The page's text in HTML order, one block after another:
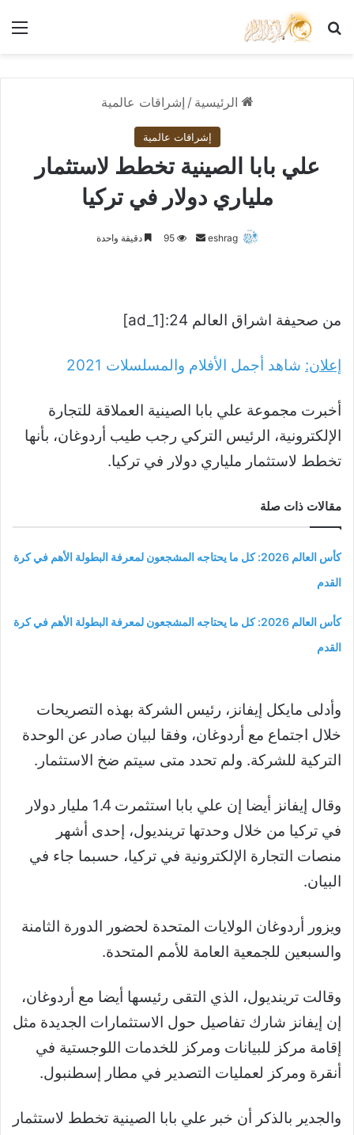
بحث عن
الرئيسية / إشراقات عالمية
إشراقات عالمية
علي بابا الصينية تخطط لاستثمار
ملياري دولار في تركيا
eshrag
أرسل95 دقيقة واحدة
من صحيفة اشراق العالم 24:[ad_1]
إعلان: شاهد أجمل الأفلام والمسلسلات 2021
أخبرت مجموعة علي بابا الصينية العملاقة للتجارة
الإلكترونية، الرئيس التركي رجب طيب أردوغان، بأنها
تخطط لاستثمار ملياري دولار في تركيا.
مقالات ذات صلة
كأس العالم 2026: كل ما يحتاجه المشجعون لمعرفة البطولة الأهم في كرة
القدم
كأس العالم 2026: كل ما يحتاجه المشجعون لمعرفة البطولة الأهم في كرة
القدم
وأدلى مايكل إيفانز، رئيس الشركة بهذه التصريحات
خلال اجتماع مع أردوغان، وفقا لبيان صادر عن الوحدة
التركية للشركة. ولم تحدد متى سيتم ضخ الاستثمار.
وقال إيفانز أيضا إن علي بابا استثمرت 1.4 مليار دولار
في تركيا من خلال وحدتها ترينديول، إحدى أشهر
منصات التجارة الإلكترونية في تركيا، حسبما جاء في
البيان.
ويزور أردوغان الولايات المتحدة لحضور الدورة الثامنة
والسبعين للجمعية العامة للأمم المتحدة.
وقالت ترينديول، الذي التقى رئيسها أيضا مع أردوغان،
إن إيفانز شارك تفاصيل حول الاستثمارات الجديدة مثل
إقامة مركز للبيانات ومركز للخدمات اللوجستية في
أنقرة ومركز لعمليات التصدير في مطار إسطنبول.
والجدير بالذكر أن خبر علي بابا الصينية تخطط لاستثمار